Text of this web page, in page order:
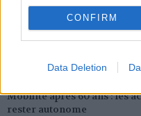
CONFIRM
Data Deletion
5 octobre 2020
29 juin 2022
Mobilité après 60 ans : les
rester autonome